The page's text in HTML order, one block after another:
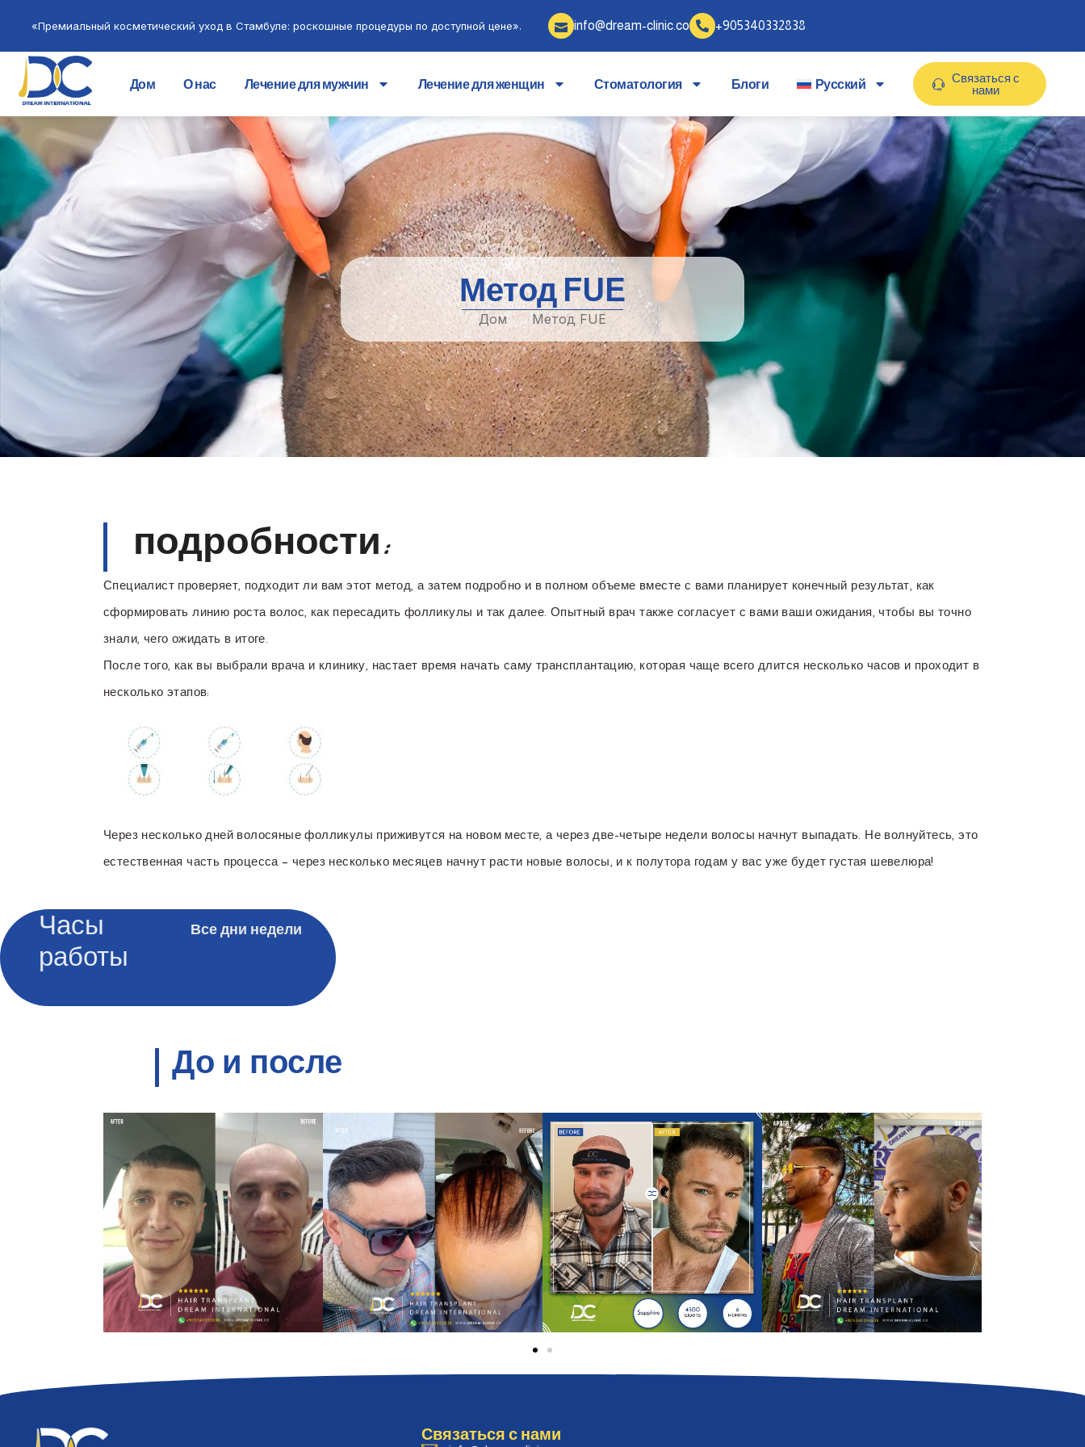
«Премиальный косметический уход в Стамбуле: роскошные процедуры по доступной цене». info@dream-clinic.co +905340332838
Дом О нас Лечение для мужчин Лечение для женщин Стоматология Блоги Русский Связаться с
нами
Метод FUE
Дом Метод FUE
подробности:
Специалист проверяет, подходит ли вам этот метод, а затем подробно и в полном объеме вместе с вами планирует конечный результат, как
сформировать линию роста волос, как пересадить фолликулы и так далее. Опытный врач также согласует с вами ваши ожидания, чтобы вы точно
знали, чего ожидать в итоге.
После того, как вы выбрали врача и клинику, настает время начать саму трансплантацию, которая чаще всего длится несколько часов и проходит в
несколько этапов:
Через несколько дней волосяные фолликулы приживутся на новом месте, а через две-четыре недели волосы начнут выпадать. Не волнуйтесь, это
естественная часть процесса – через несколько месяцев начнут расти новые волосы, и к полутора годам у вас уже будет густая шевелюра!
Часы
работы
Все дни недели
До и после
Связаться с нами